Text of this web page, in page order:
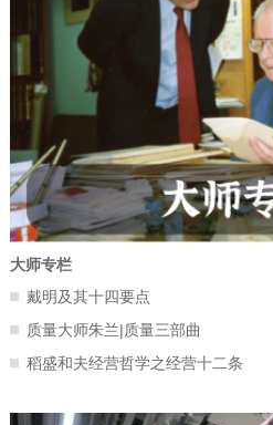
大师专栏
戴明及其十四要点
质量大师朱兰|质量三部曲
稻盛和夫经营哲学之经营十二条